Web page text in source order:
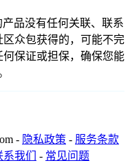
产品没有任何关联、联系
众包获得的，可能不完
保证或担保，确保您能
- 隐私政策 - 服务条款
系我们 - 常见问题